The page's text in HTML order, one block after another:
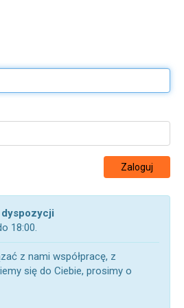
Zaloguj
18:00.
z nami współpracę, z
się do Ciebie, prosimy o